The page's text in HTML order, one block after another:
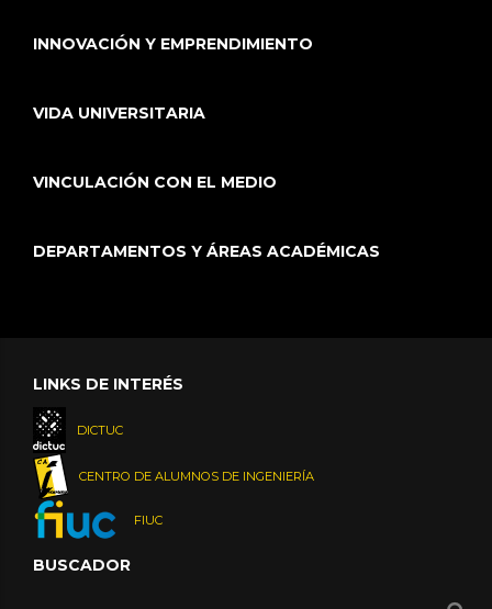
INNOVACIÓN Y EMPRENDIMIENTO
VIDA UNIVERSITARIA
VINCULACIÓN CON EL MEDIO
DEPARTAMENTOS Y ÁREAS ACADÉMICAS
LINKS DE INTERÉS
DICTUC
CENTRO DE ALUMNOS DE INGENIERÍA
FIUC
BUSCADOR